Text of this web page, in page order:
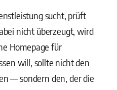
sucht, prüft
nicht überzeugt, wird
Homepage für
will, sollte nicht den
— sondern den, der die